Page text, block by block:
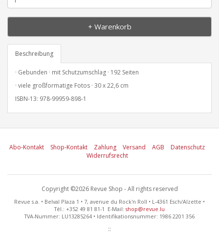
+ Warenkorb
Beschreibung
· Gebunden · mit Schutzumschlag · 192 Seiten
· viele großformatige Fotos · 30 x 22,6 cm
ISBN-13: 978-99959-898-1
Abo-Kontakt Shop-Kontakt Zahlung Versand AGB
Datenschutz
Widerrufsrecht
Copyright ©2026 Revue Shop - All rights reserved
Revue s.a. • Belval Plaza 1 • 7, avenue du Rock'n Roll • L-4361 Esch/Alzette •
Tél.: +352 49 81 81-1 E-Mail: shop@revue.lu
TVA-Nummer: LU13285264 • Identifikationsnummer: 1986 2201 356
::